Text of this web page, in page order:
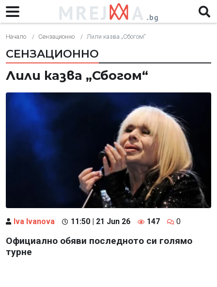
Начало Сензационно Лили казва „Сбогом“
СЕНЗАЦИОННО
Лили казва „Сбогом“
Iva Ivanova 11:50 | 21 Jun 26 147 0
Официално обяви последното си голямо
турне